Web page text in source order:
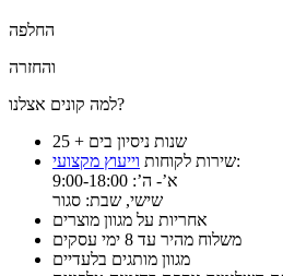
החלפה
והחזרה
למה קונים אצלנו?
25 + שנות ניסיון בים
שירות לקוחות וייעוץ מקצועי
:
א’- ה’: 9:00-18:00
שישי, שבת: סגור
אחריות על מגוון מוצרים
משלוח מהיר עד 8 ימי עסקים
מגוון מותגים בלעדיים